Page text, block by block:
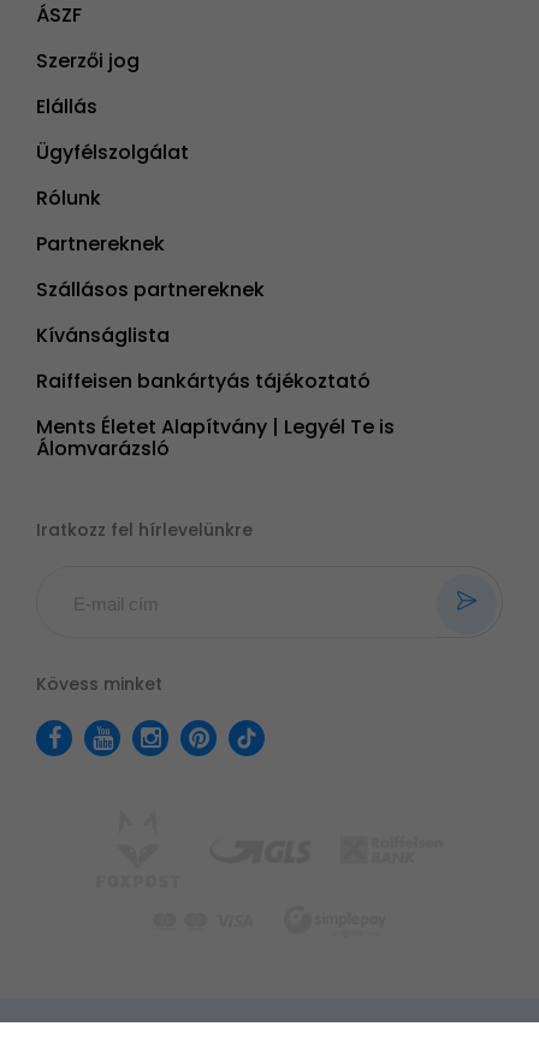
ÁSZF
Szerzői jog
Elállás
Ügyfélszolgálat
Rólunk
Partnereknek
Szállásos partnereknek
Kívánságlista
Raiffeisen bankártyás tájékoztató
Ments Életet Alapítvány | Legyél Te is
Álomvarázsló
Iratkozz fel hírlevelünkre
Kövess minket